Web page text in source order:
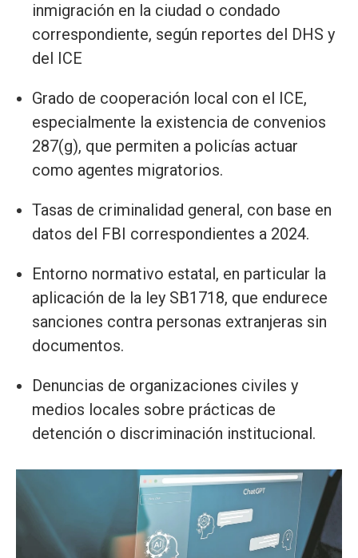
inmigración en la ciudad o condado
correspondiente, según reportes del DHS y
del ICE
Grado de cooperación local con el ICE,
especialmente la existencia de convenios
287(g), que permiten a policías actuar
como agentes migratorios.
Tasas de criminalidad general, con base en
datos del FBI correspondientes a 2024.
Entorno normativo estatal, en particular la
aplicación de la ley SB1718, que endurece
sanciones contra personas extranjeras sin
documentos.
Denuncias de organizaciones civiles y
medios locales sobre prácticas de
detención o discriminación institucional.